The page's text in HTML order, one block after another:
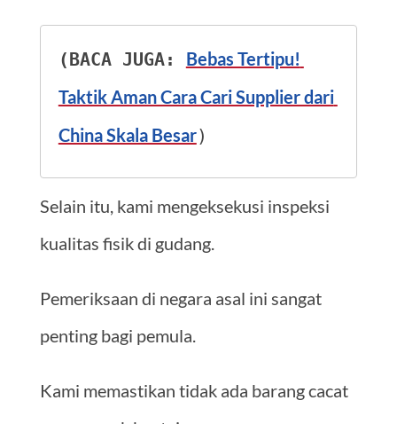
(BACA JUGA: Bebas Tertipu!
Taktik Aman Cara Cari Supplier dari
China Skala Besar)
Selain itu, kami mengeksekusi inspeksi
kualitas fisik di gudang.
Pemeriksaan di negara asal ini sangat
penting bagi pemula.
Kami memastikan tidak ada barang cacat